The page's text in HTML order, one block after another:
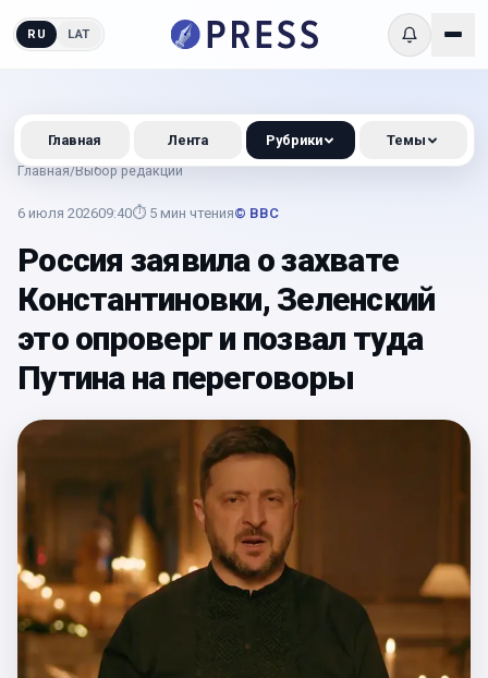
RU LAT
Главная/Выбор редакции
6 июля 202609:40⏱ 5 мин чтения© BBC
Россия заявила о захвате
Константиновки, Зеленский
это опроверг и позвал туда
Путина на переговоры
Главная Лента Рубрики Темы